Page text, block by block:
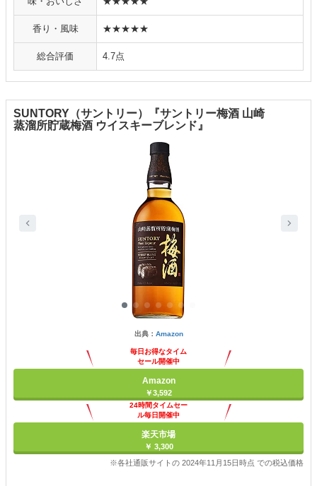
香り・風味 ★★★★★
総合評価 4.7点
SUNTORY（サントリー）『サントリー梅酒 山崎
蒸溜所貯蔵梅酒 ウイスキーブレンド』
出典： Amazon
毎日お得なタイム
セール開催中
Amazon
￥3,592
24時間タイムセー
ル毎日開催中
楽天市場
￥ 3,300
※各社通販サイトの 2024年11月15日時点 での税込価格